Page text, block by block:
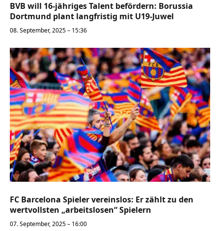
BVB will 16-jähriges Talent befördern: Borussia
Dortmund plant langfristig mit U19-Juwel
08. September, 2025 – 15:36
FC Barcelona Spieler vereinslos: Er zählt zu den
wertvollsten „arbeitslosen“ Spielern
07. September, 2025 – 16:00